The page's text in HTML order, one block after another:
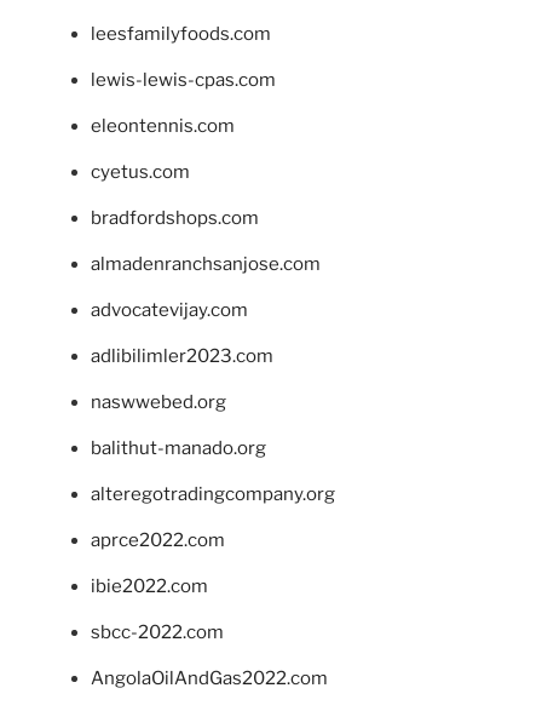
leesfamilyfoods.com
lewis-lewis-cpas.com
eleontennis.com
cyetus.com
bradfordshops.com
almadenranchsanjose.com
advocatevijay.com
adlibilimler2023.com
naswwebed.org
balithut-manado.org
alteregotradingcompany.org
aprce2022.com
ibie2022.com
sbcc-2022.com
AngolaOilAndGas2022.com